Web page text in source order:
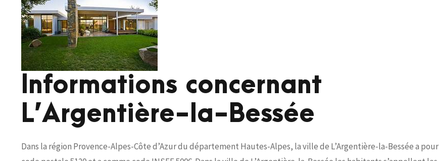
Informations concernant
L’Argentière-la-Bessée
Dans la région Provence-Alpes-Côte d’Azur du département Hautes-Alpes, la ville de L’Argentière-la-Bessée a pour